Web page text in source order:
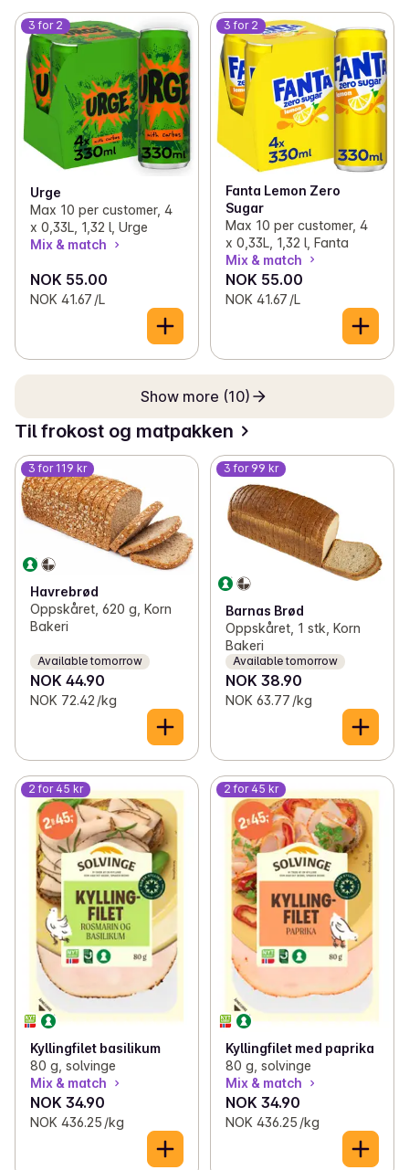
3 for 2
Urge
Max 10 per customer, 4
x 0,33L, 1,32 l, Urge
Mix & match
NOK 55.00
NOK 41.67 /L
3 for 2
Fanta Lemon Zero
Sugar
Max 10 per customer, 4
x 0,33L, 1,32 l, Fanta
Mix & match
NOK 55.00
NOK 41.67 /L
Show more (10)
Til frokost og matpakken
3 for 119 kr
Havrebrød
Oppskåret, 620 g, Korn
Bakeri
Available tomorrow
NOK 44.90
NOK 72.42 /kg
3 for 99 kr
Barnas Brød
Oppskåret, 1 stk, Korn
Bakeri
Available tomorrow
NOK 38.90
NOK 63.77 /kg
2 for 45 kr
Kyllingfilet basilikum
80 g, solvinge
Mix & match
NOK 34.90
NOK 436.25 /kg
2 for 45 kr
Kyllingfilet med paprika
80 g, solvinge
Mix & match
NOK 34.90
NOK 436.25 /kg